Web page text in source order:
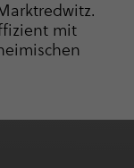
mit